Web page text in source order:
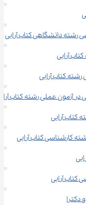
دانشگاهی کتاب آرایی
آرایی
کتاب آرایی
در آزمون عملی رشته کتاب
کتاب آرایی
کارشناسی کتاب آرایی
کتاب آرایی
دکترا